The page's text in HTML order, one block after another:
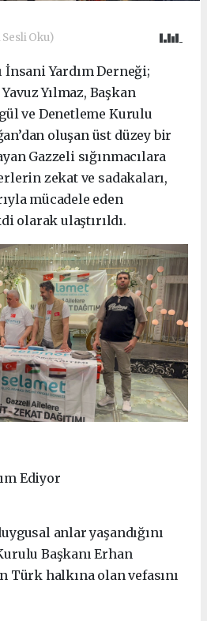
Oku)
İnsani Yardım Derneği;
Yılmaz, Başkan
ve Denetleme Kurulu
oluşan üst düzey bir
Gazzeli sığınmacılara
zekat ve sadakaları,
mücadele eden
olarak ulaştırıldı.
Ediyor
anlar yaşandığını
Başkanı Erhan
Türk halkına olan vefasını